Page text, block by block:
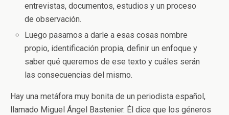
entrevistas, documentos, estudios y un proceso
de observación.
Luego pasamos a darle a esas cosas nombre
propio, identificación propia, definir un enfoque y
saber qué queremos de ese texto y cuáles serán
las consecuencias del mismo.
Hay una metáfora muy bonita de un periodista español,
llamado Miguel Ángel Bastenier. Él dice que los géneros